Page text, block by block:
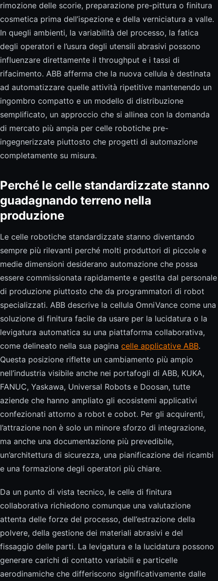
rimozione delle scorie, preparazione pre-pittura o finitura
cosmetica prima dell’ispezione e della verniciatura a valle.
In quegli ambienti, la variabilità del processo, la fatica
degli operatori e l’usura degli utensili abrasivi possono
influenzare direttamente il throughput e i tassi di
rifacimento. ABB afferma che la nuova cellula è destinata
ad automatizzare quelle attività ripetitive mantenendo un
ingombro compatto e un modello di distribuzione
semplificato, un approccio che si allinea con la domanda
di mercato più ampia per celle robotiche pre-
ingegnerizzate piuttosto che progetti di automazione
completamente su misura.
Perché le celle standardizzate stanno
guadagnando terreno nella
produzione
Le celle robotiche standardizzate stanno diventando
sempre più rilevanti perché molti produttori di piccole e
medie dimensioni desiderano automazione che possa
essere commissionata rapidamente e gestita dal personale
di produzione piuttosto che da programmatori di robot
specializzati. ABB descrive la cellula OmniVance come una
soluzione di finitura facile da usare per la lucidatura o la
levigatura automatica su una piattaforma collaborativa,
come delineato nella sua pagina celle applicative ABB.
Questa posizione riflette un cambiamento più ampio
nell’industria visibile anche nei portafogli di ABB, KUKA,
FANUC, Yaskawa, Universal Robots e Doosan, tutte
aziende che hanno ampliato gli ecosistemi applicativi
confezionati attorno a robot e cobot. Per gli acquirenti,
l’attrazione non è solo un minore sforzo di integrazione,
ma anche una documentazione più prevedibile,
un’architettura di sicurezza, una pianificazione dei ricambi
e una formazione degli operatori più chiare.
Da un punto di vista tecnico, le celle di finitura
collaborativa richiedono comunque una valutazione
attenta delle forze del processo, dell’estrazione della
polvere, della gestione dei materiali abrasivi e del
fissaggio delle parti. La levigatura e la lucidatura possono
generare carichi di contatto variabili e particelle
aerodinamiche che differiscono significativamente dalle